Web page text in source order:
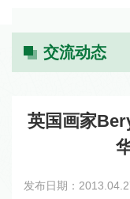
交流动态
英国画家
发布日期：